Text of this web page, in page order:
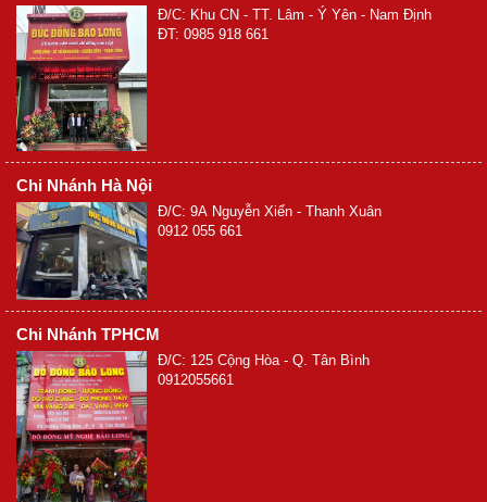
Đ/C: Khu CN - TT. Lâm - Ý Yên - Nam Định
ĐT: 0985 918 661
Chi Nhánh Hà Nội
Đ/C: 9A Nguyễn Xiển - Thanh Xuân
0912 055 661
Chi Nhánh TPHCM
Đ/C: 125 Cộng Hòa - Q. Tân Bình
0912055661